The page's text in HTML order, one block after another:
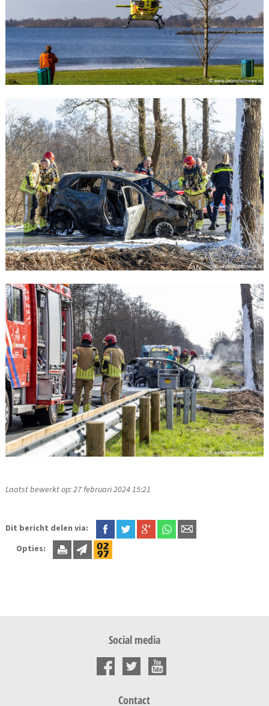
Laatst bewerkt op: 27 februari 2024 15:21
Dit bericht delen via:
Opties:
Social media
Contact